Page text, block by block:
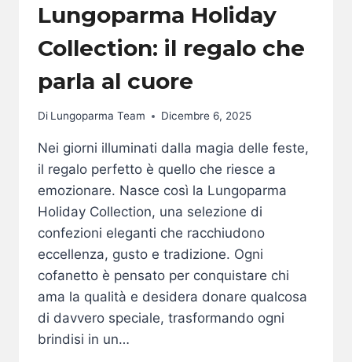
Lungoparma Holiday
Collection: il regalo che
parla al cuore
Di Lungoparma Team Dicembre 6, 2025
Nei giorni illuminati dalla magia delle feste,
il regalo perfetto è quello che riesce a
emozionare. Nasce così la Lungoparma
Holiday Collection, una selezione di
confezioni eleganti che racchiudono
eccellenza, gusto e tradizione. Ogni
cofanetto è pensato per conquistare chi
ama la qualità e desidera donare qualcosa
di davvero speciale, trasformando ogni
brindisi in un…